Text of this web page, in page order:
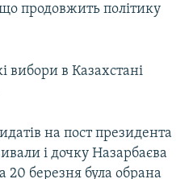
продовжить політику
вибори в Казахстані
на пост президента
і дочку Назарбаєва
20 березня була обрана